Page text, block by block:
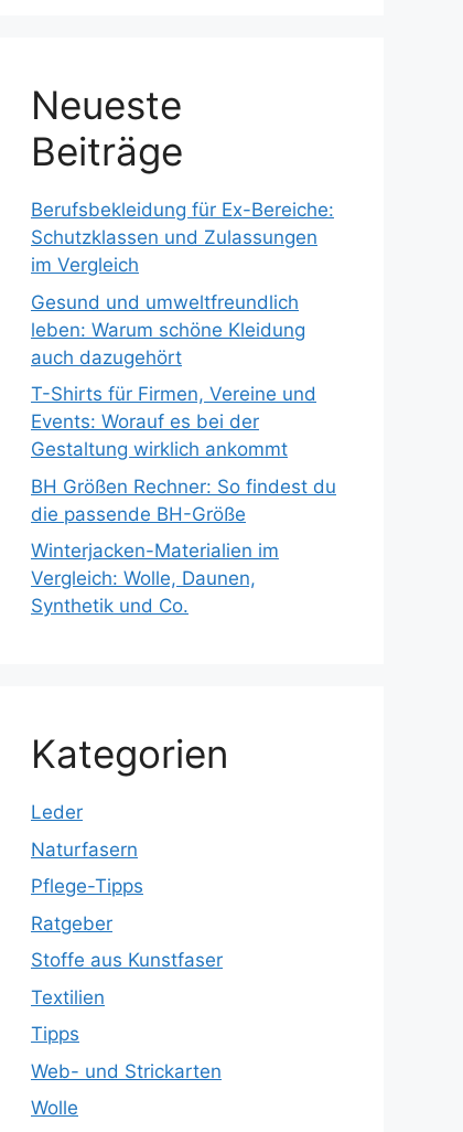
Neueste
Beiträge
Berufsbekleidung für Ex-Bereiche:
Schutzklassen und Zulassungen
im Vergleich
Gesund und umweltfreundlich
leben: Warum schöne Kleidung
auch dazugehört
T-Shirts für Firmen, Vereine und
Events: Worauf es bei der
Gestaltung wirklich ankommt
BH Größen Rechner: So findest du
die passende BH-Größe
Winterjacken-Materialien im
Vergleich: Wolle, Daunen,
Synthetik und Co.
Kategorien
Leder
Naturfasern
Pflege-Tipps
Ratgeber
Stoffe aus Kunstfaser
Textilien
Tipps
Web- und Strickarten
Wolle